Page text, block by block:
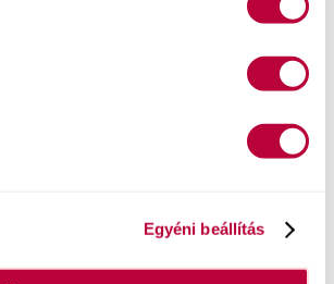
Egyéni beállítás
gátlások.